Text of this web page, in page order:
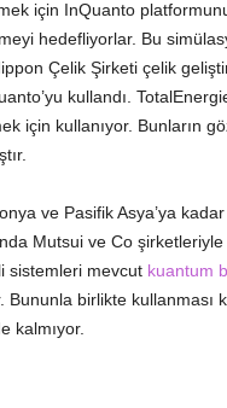
için InQuanto
hedefliyorlar. Bu
Çelik Şirketi çelik
kullandı.
için kullanıyor. Bunların
ve Pasifik Asya’ya
Mutsui ve Co şirketleriyle
sistemleri mevcut kuantum
Bununla birlikte kullanması
kalmıyor.